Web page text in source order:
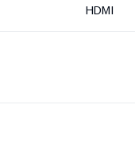
HDMI